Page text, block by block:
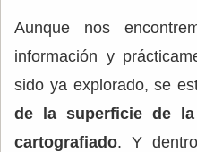
Aunque nos
información y
sido ya explorado, se
de la superficie de
cartografiado. Y